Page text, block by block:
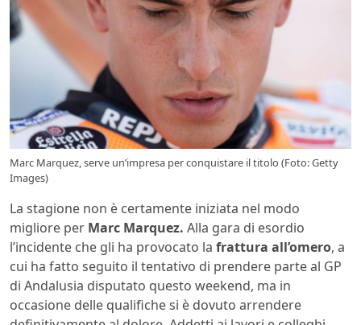
Marc Marquez, serve un’impresa per conquistare il titolo (Foto: Getty
Images)
La stagione non è certamente iniziata nel modo
migliore per Marc Marquez. Alla gara di esordio
l’incidente che gli ha provocato la frattura all’omero, a
cui ha fatto seguito il tentativo di prendere parte al GP
di Andalusia disputato questo weekend, ma in
occasione delle qualifiche si è dovuto arrendere